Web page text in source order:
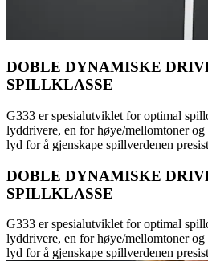
DOBLE DYNAMISKE
SPILLKLASSE
G333 er spesialutviklet for optimal
lyddrivere, en for høye/mellomtoner
lyd for å gjenskape spillverdenen
DOBLE DYNAMISKE
SPILLKLASSE
G333 er spesialutviklet for optimal
lyddrivere, en for høye/mellomtoner
lyd for å gjenskape spillverdenen